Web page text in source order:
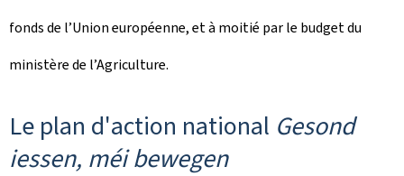
fonds de l’Union européenne, et à moitié par le budget du
ministère de l’Agriculture.
Le plan d'action national Gesond
iessen, méi bewegen